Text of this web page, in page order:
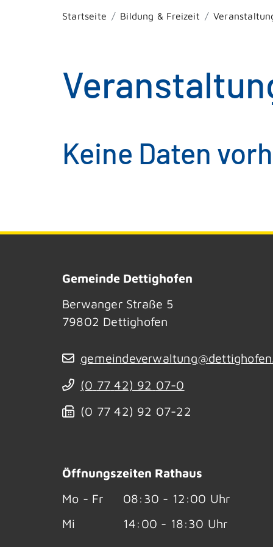
Startseite Bildung & Freizeit
Keine Daten
Gemeinde Dettighofen
Berwanger Straße 5
79802 Dettighofen
(0 77 42) 92 07-0
(0 77 42) 92 07-22
Öffnungszeiten Rathaus
Mo - Fr
08:30 - 12:00 Uhr
Mi
14:00 - 18:30 Uhr